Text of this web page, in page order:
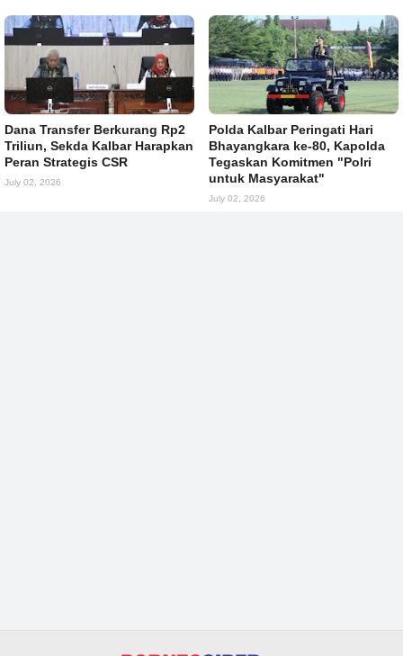
Dana Transfer Berkurang Rp2
Triliun, Sekda Kalbar Harapkan
Peran Strategis CSR
July 02, 2026
Polda Kalbar Peringati Hari
Bhayangkara ke-80, Kapolda
Tegaskan Komitmen "Polri
untuk Masyarakat"
July 02, 2026